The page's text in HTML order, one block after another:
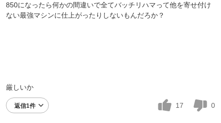
850になったら何かの間違いで全てバッチリハマって他を寄せ付け
ない最強マシンに仕上がったりしないもんだろか？
厳しいか
返信1件 17 0